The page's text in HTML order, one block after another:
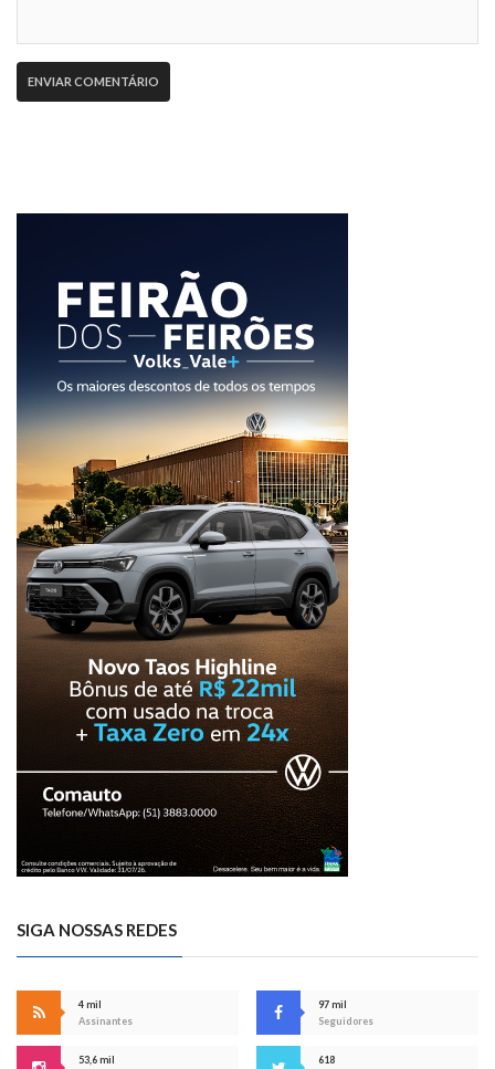
SIGA NOSSAS REDES
4 mil
Assinantes
97 mil
Seguidores
53,6 mil
618